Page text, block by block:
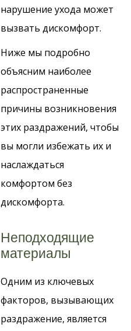
нарушение ухода может
вызвать дискомфорт.
Ниже мы подробно
объясним наиболее
распространенные
причины возникновения
этих раздражений, чтобы
вы могли избежать их и
наслаждаться
комфортом без
дискомфорта.
Неподходящие
материалы
Одним из ключевых
факторов, вызывающих
раздражение, является